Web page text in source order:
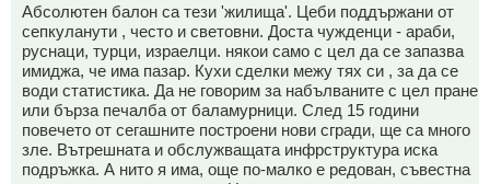
Абсолютен балон са тези 'жилища'. Цеби поддържани от
сепкуланути , често и световни. Доста чужденци - араби,
руснаци, турци, израелци. някои само с цел да се запазва
имиджа, че има пазар. Кухи сделки межу тях си , за да се
води статистика. Да не говорим за набълваните с цел пране
или бърза печалба от баламурници. След 15 години
повечето от сегашните построени нови сгради, ще са много
зле. Вътрешната и обслужващата инфрструктура иска
подръжка. А нито я има, още по-малко е редован, съвестна